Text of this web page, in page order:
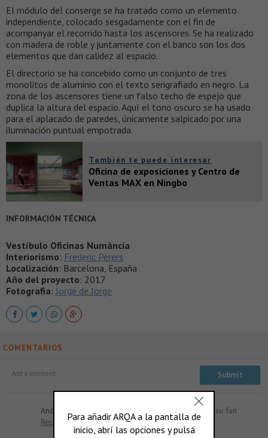
El módulo del conserge se ha tratado como un elemento
independiente, colocado sesgadamente con el fin de
acompanyar el recorrido hasta los ascensores. Se ha realizado
con madera de roble y juntamente con el banco son los dos
elementos que dan calidez al espacio.
El directorio se ha concebido como un conjunto de tres
monolitos de aluminio con el texto serigrafiado en negro. La
zona de los ascensores tiene un falso techo de espejo que
duplica la altura del espacio. Aquí el tono oscuro se ha usado
para el aplacado de paredes, únicamente salpicado por una
iluminación puntual empotrada.
También te puede interesar
Oficina de exposiciones y Centro de
Ventas MAX en Ningbo
INFORMACIÓN TÉCNICA
Vestíbulo Oficinas Numància
Interiorismo: Frederic Perers
Localización: Barcelona, España
Año del proyecto: 2017
Fotografia:Jorge de Jorge
COMENTARIOS
Anónimo:
Muy buen blog! Me gusta mucho y soy su fan
Reply